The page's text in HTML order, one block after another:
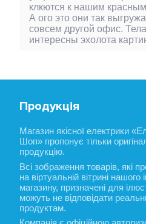
клкются к нашим
А ого это они так
совсем другой офис.
интересны эхолота
Продукція
Магазин якісної електрики
Шоп» пропонує тільки
продукцію.
Всі зображення товарів, які
на віртуальній вітрині нашого
магазину, призначені для
можуть не відповідати
продуктам.